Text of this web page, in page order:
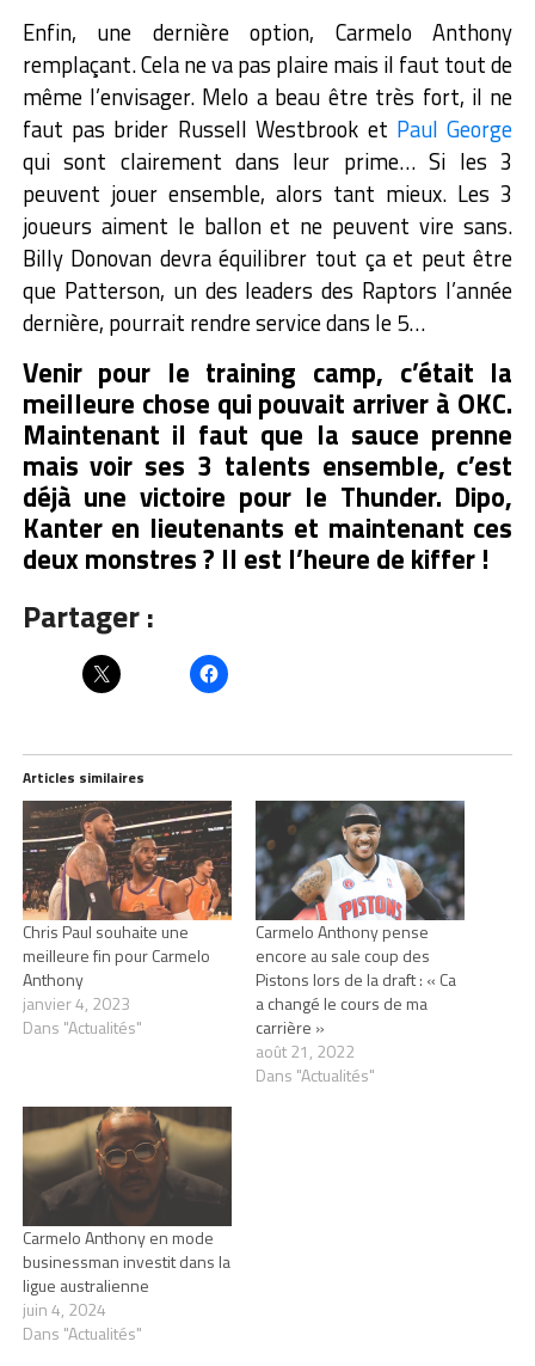
Enfin, une dernière option, Carmelo Anthony
remplaçant. Cela ne va pas plaire mais il faut tout de
même l’envisager. Melo a beau être très fort, il ne
faut pas brider Russell Westbrook et Paul George
qui sont clairement dans leur prime… Si les 3
peuvent jouer ensemble, alors tant mieux. Les 3
joueurs aiment le ballon et ne peuvent vire sans.
Billy Donovan devra équilibrer tout ça et peut être
que Patterson, un des leaders des Raptors l’année
dernière, pourrait rendre service dans le 5…
Venir pour le training camp, c’était la
meilleure chose qui pouvait arriver à OKC.
Maintenant il faut que la sauce prenne
mais voir ses 3 talents ensemble, c’est
déjà une victoire pour le Thunder. Dipo,
Kanter en lieutenants et maintenant ces
deux monstres ? Il est l’heure de kiffer !
Partager :
Articles similaires
Chris Paul souhaite une
meilleure fin pour Carmelo
Anthony
janvier 4, 2023
Dans "Actualités"
Carmelo Anthony pense
encore au sale coup des
Pistons lors de la draft : « Ca
a changé le cours de ma
carrière »
août 21, 2022
Dans "Actualités"
Carmelo Anthony en mode
businessman investit dans la
ligue australienne
juin 4, 2024
Dans "Actualités"